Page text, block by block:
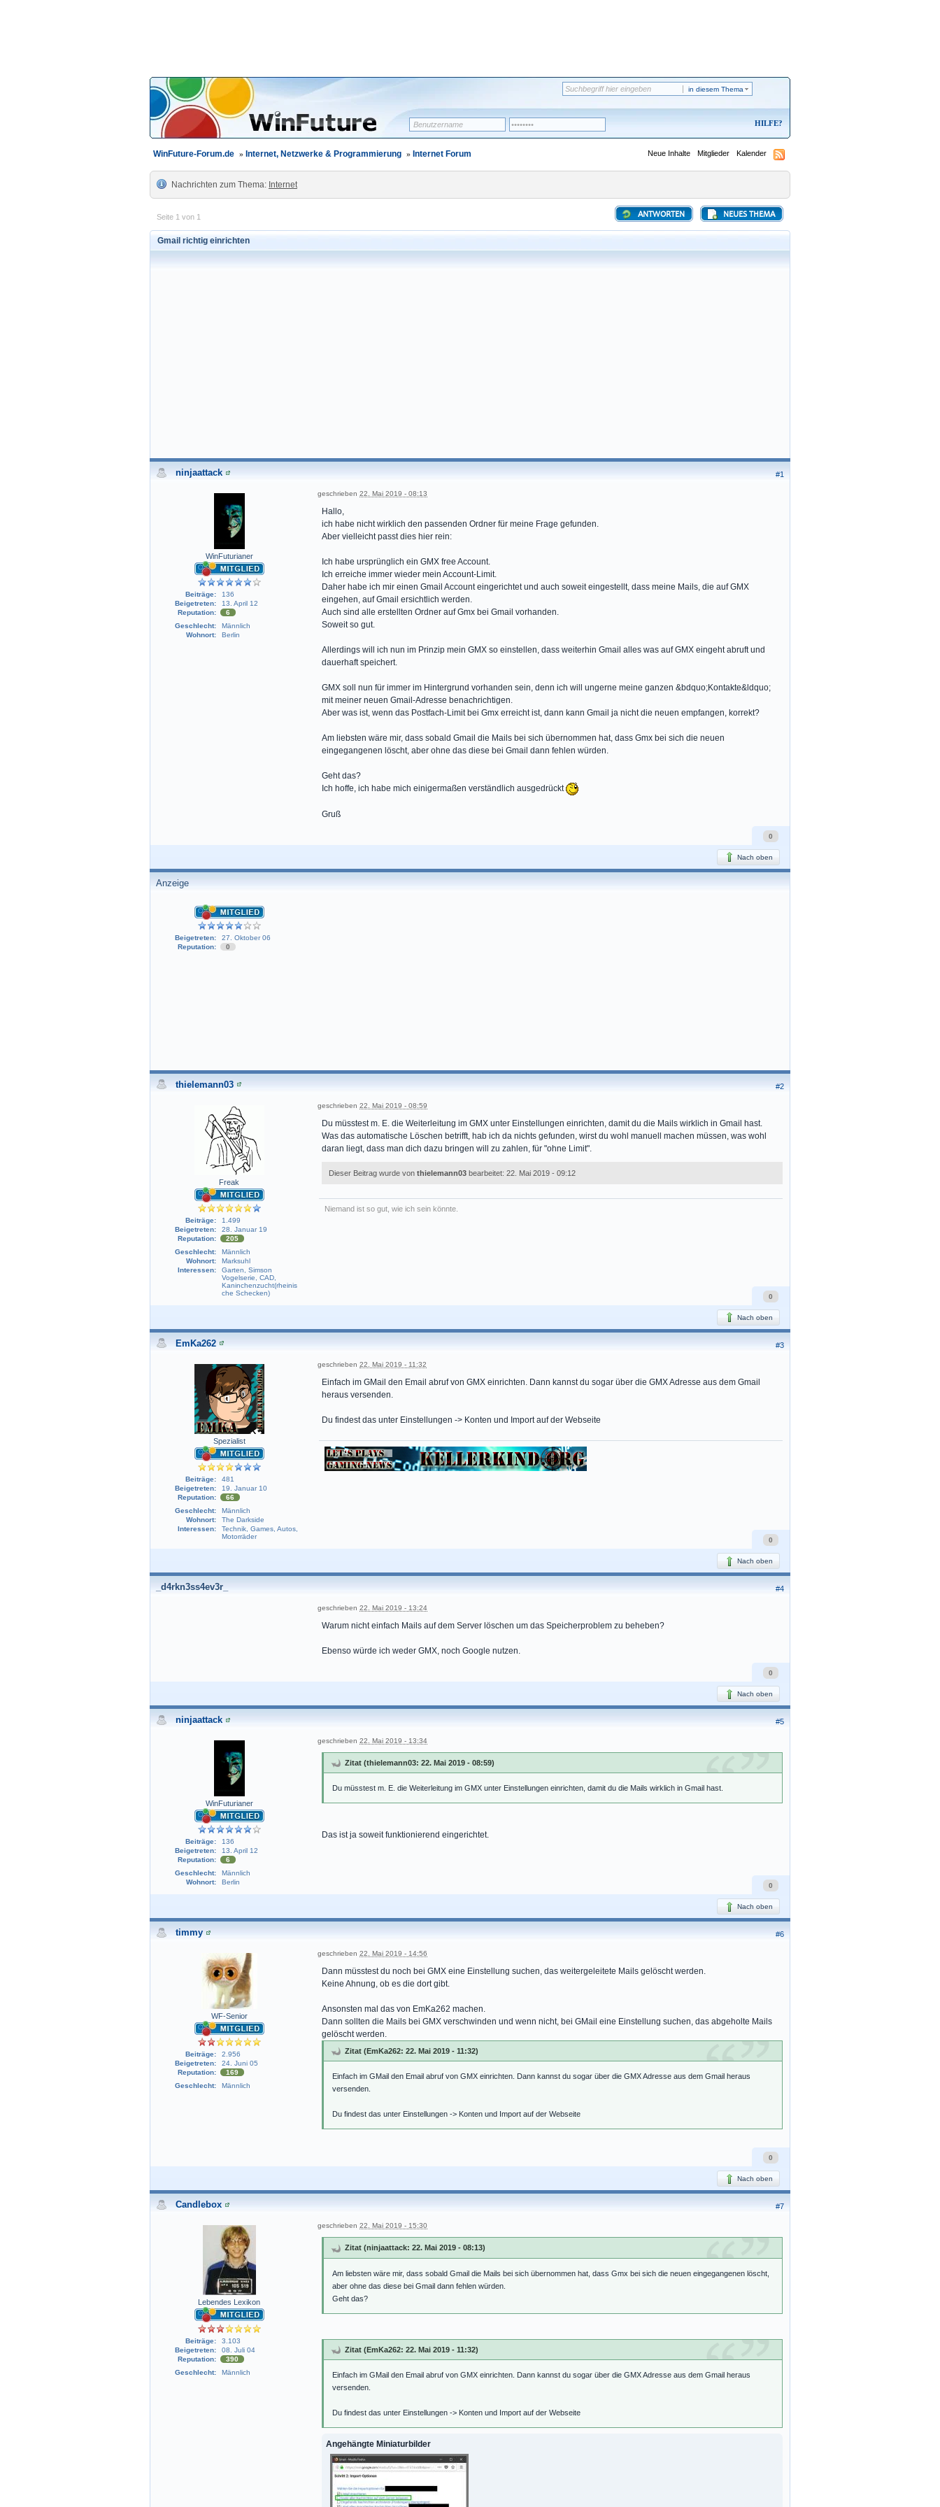
in diesem Thema
HILFE
WinFuture-Forum.de » Internet, Netzwerke & Programmierung » Internet Forum Neue Inhalte Mitglieder Kalender
Nachrichten zum Thema: Internet
Seite 1 von 1 NEUES THEMA
ANTWORTEN
Gmail richtig einrichten
#1
ninjaattack
WinFuturianer
Beiträge:
136
Beigetreten:
13. April 12
Reputation:
6
Geschlecht:
Männlich
Wohnort:
Berlin
geschrieben 22. Mai 2019 - 08:13
Hallo,
ich habe nicht wirklich den passenden Ordner für meine Frage gefunden.
Aber vielleicht passt dies hier rein:
Ich habe ursprünglich ein GMX free Account.
Ich erreiche immer wieder mein Account-Limit.
Daher habe ich mir einen Gmail Account eingerichtet und auch soweit eingestellt, dass meine Mails, die auf GMX
eingehen, auf Gmail ersichtlich werden.
Auch sind alle erstellten Ordner auf Gmx bei Gmail vorhanden.
Soweit so gut.
Allerdings will ich nun im Prinzip mein GMX so einstellen, dass weiterhin Gmail alles was auf GMX eingeht abruft und
dauerhaft speichert.
GMX soll nun für immer im Hintergrund vorhanden sein, denn ich will ungerne meine ganzen &bdquo;Kontakte&ldquo;
mit meiner neuen Gmail-Adresse benachrichtigen.
Aber was ist, wenn das Postfach-Limit bei Gmx erreicht ist, dann kann Gmail ja nicht die neuen empfangen, korrekt?
Am liebsten wäre mir, dass sobald Gmail die Mails bei sich übernommen hat, dass Gmx bei sich die neuen
eingegangenen löscht, aber ohne das diese bei Gmail dann fehlen würden.
Geht das?
Ich hoffe, ich habe mich einigermaßen verständlich ausgedrückt
Gruß
0
Nach oben
Anzeige
Beigetreten:
27. Oktober 06
Reputation:
0
#2
thielemann03
Freak
Beiträge:
1.499
Beigetreten:
28. Januar 19
Reputation:
205
Geschlecht:
Männlich
Wohnort:
Marksuhl
Interessen:
Garten, Simson
Vogelserie, CAD,
Kaninchenzucht(rheinis
che Schecken)
geschrieben 22. Mai 2019 - 08:59
Du müsstest m. E. die Weiterleitung im GMX unter Einstellungen einrichten, damit du die Mails wirklich in Gmail hast.
Was das automatische Löschen betrifft, hab ich da nichts gefunden, wirst du wohl manuell machen müssen, was wohl
daran liegt, dass man dich dazu bringen will zu zahlen, für "ohne Limit".
Dieser Beitrag wurde von thielemann03 bearbeitet: 22. Mai 2019 - 09:12
Niemand ist so gut, wie ich sein könnte.
0
Nach oben
#3
EmKa262
Spezialist
Beiträge:
481
Beigetreten:
19. Januar 10
Reputation:
66
Geschlecht:
Männlich
Wohnort:
The Darkside
Interessen:
Technik, Games, Autos,
Motorräder
geschrieben 22. Mai 2019 - 11:32
Einfach im GMail den Email abruf von GMX einrichten. Dann kannst du sogar über die GMX Adresse aus dem Gmail
heraus versenden.
Du findest das unter Einstellungen -> Konten und Import auf der Webseite
0
Nach oben
#4
_d4rkn3ss4ev3r_
geschrieben 22. Mai 2019 - 13:24
Warum nicht einfach Mails auf dem Server löschen um das Speicherproblem zu beheben?
Ebenso würde ich weder GMX, noch Google nutzen.
0
Nach oben
#5
ninjaattack
WinFuturianer
Beiträge:
136
Beigetreten:
13. April 12
Reputation:
6
Geschlecht:
Männlich
Wohnort:
Berlin
geschrieben 22. Mai 2019 - 13:34
Zitat (thielemann03: 22. Mai 2019 - 08:59)
Du müsstest m. E. die Weiterleitung im GMX unter Einstellungen einrichten, damit du die Mails wirklich in Gmail hast.
Das ist ja soweit funktionierend eingerichtet.
0
Nach oben
#6
timmy
WF-Senior
Beiträge:
2.956
Beigetreten:
24. Juni 05
Reputation:
169
Geschlecht:
Männlich
geschrieben 22. Mai 2019 - 14:56
Dann müsstest du noch bei GMX eine Einstellung suchen, das weitergeleitete Mails gelöscht werden.
Keine Ahnung, ob es die dort gibt.
Ansonsten mal das von EmKa262 machen.
Dann sollten die Mails bei GMX verschwinden und wenn nicht, bei GMail eine Einstellung suchen, das abgeholte Mails
gelöscht werden.
Zitat (EmKa262: 22. Mai 2019 - 11:32)
Einfach im GMail den Email abruf von GMX einrichten. Dann kannst du sogar über die GMX Adresse aus dem Gmail heraus
versenden.
Du findest das unter Einstellungen -> Konten und Import auf der Webseite
0
Nach oben
#7
Candlebox
Lebendes Lexikon
Beiträge:
3.103
Beigetreten:
08. Juli 04
Reputation:
390
Geschlecht:
Männlich
geschrieben 22. Mai 2019 - 15:30
Zitat (ninjaattack: 22. Mai 2019 - 08:13)
Am liebsten wäre mir, dass sobald Gmail die Mails bei sich übernommen hat, dass Gmx bei sich die neuen eingegangenen löscht,
aber ohne das diese bei Gmail dann fehlen würden.
Geht das?
Zitat (EmKa262: 22. Mai 2019 - 11:32)
Einfach im GMail den Email abruf von GMX einrichten. Dann kannst du sogar über die GMX Adresse aus dem Gmail heraus
versenden.
Du findest das unter Einstellungen -> Konten und Import auf der Webseite
Angehängte Miniaturbilder